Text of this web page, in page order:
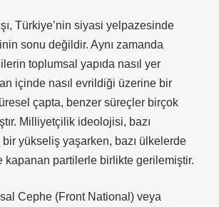
Türkiye’nin siyasi yelpazesinde
sonu değildir. Aynı zamanda
toplumsal yapıda nasıl yer
içinde nasıl evrildiği üzerine bir
çapta, benzer süreçler birçok
Milliyetçilik ideolojisi, bazı
yükseliş yaşarken, bazı ülkelerde
kapanan partilerle birlikte gerilemiştir.
Cephe (Front National) veya